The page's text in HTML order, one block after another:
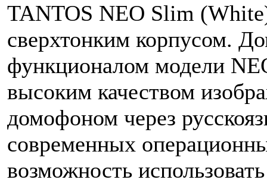
TANTOS NEO Slim
сверхтонким корпусом.
функционалом модели
высоким качеством
домофоном через
современных
возможность